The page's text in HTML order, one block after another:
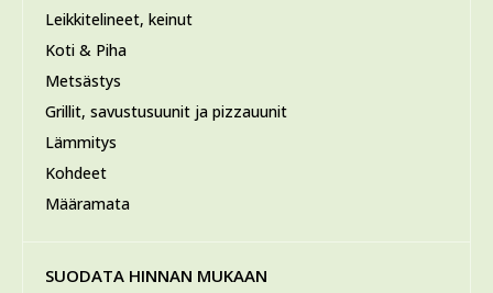
Leikkitelineet, keinut
Koti & Piha
Metsästys
Grillit, savustusuunit ja pizzauunit
Lämmitys
Kohdeet
Määramata
SUODATA HINNAN MUKAAN